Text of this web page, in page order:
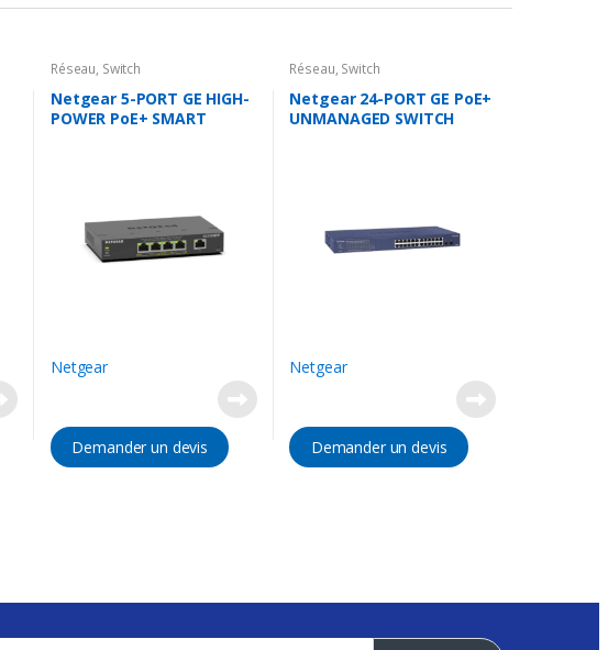
Réseau, Switch
Netgear 5-PORT GE HIGH-
POWER PoE+ SMART
Netgear
Demander un devis
Réseau, Switch
Netgear 24-PORT GE PoE+
UNMANAGED SWITCH
Netgear
Demander un devis